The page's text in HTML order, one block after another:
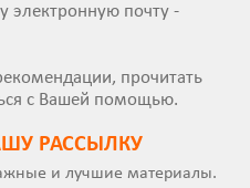
почту -
прочитать
с Вашей помощью.
РАССЫЛКУ
и лучшие материалы.